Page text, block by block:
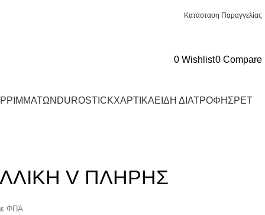
Κατάσταση Παραγγελίας
0 Wishlist0 Compare
DUROSTICKΧΑΡΤΙΚΑΕΙΔΗ ΔΙΑΤΡΟΦΗΣPET
V ΠΛΗΡΗΣ